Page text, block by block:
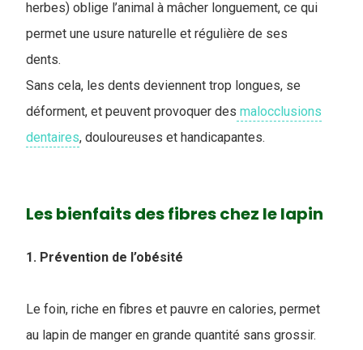
herbes) oblige l’animal à mâcher longuement, ce qui
permet une usure naturelle et régulière de ses
dents.
Sans cela, les dents deviennent trop longues, se
déforment, et peuvent provoquer des malocclusions
dentaires, douloureuses et handicapantes.
Les bienfaits des fibres chez le lapin
1. Prévention de l’obésité
Le foin, riche en fibres et pauvre en calories, permet
au lapin de manger en grande quantité sans grossir.